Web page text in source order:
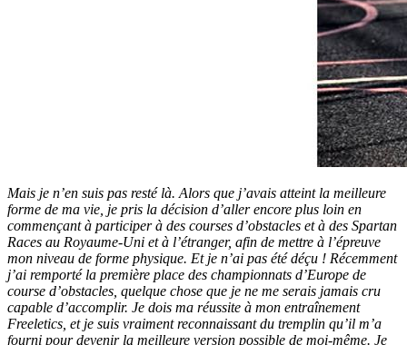
Mais je n’en suis pas resté là. Alors que j’avais atteint la meilleure
forme de ma vie, je pris la décision d’aller encore plus loin en
commençant à participer à des courses d’obstacles et à des Spartan
Races au Royaume-Uni et à l’étranger, afin de mettre à l’épreuve
mon niveau de forme physique. Et je n’ai pas été déçu ! Récemment
j’ai remporté la première place des championnats d’Europe de
course d’obstacles, quelque chose que je ne me serais jamais cru
capable d’accomplir. Je dois ma réussite à mon entraînement
Freeletics, et je suis vraiment reconnaissant du tremplin qu’il m’a
fourni pour devenir la meilleure version possible de moi-même. Je